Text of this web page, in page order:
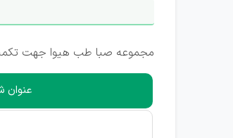
مجموعه صبا طب هیوا جهت
عنوان